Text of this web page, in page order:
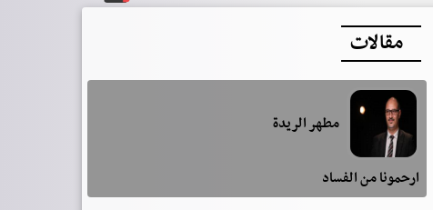
مقالات
مطهر الريدة
ارحمونا من الفساد